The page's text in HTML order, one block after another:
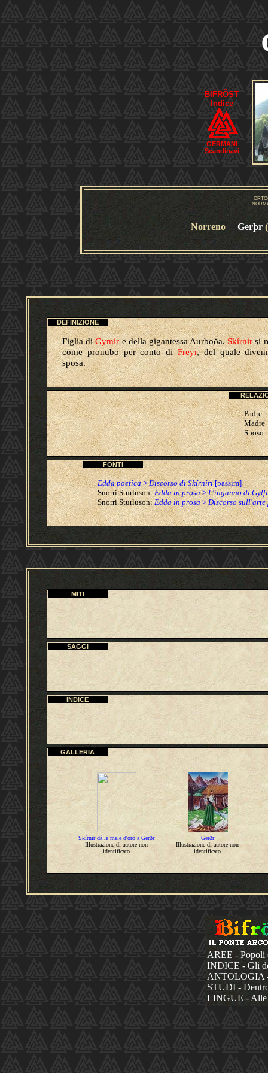
BIFRÖST
Indice
GERMANI
Scandinavi
Norreno Gerþr (
DEFINIZIONE
Figlia diGymire della gigantessa Aurboða.Skírnirsi
come pronubo per conto diFreyr, del quale
sposa.
Padre
Madre
Sposo
FONTI
Edda poetica>Discorso di Skírniri[passim]
Snorri Sturluson:Edda in prosa>L'inganno di Gylfi
Snorri Sturluson:Edda in prosa>Discorso sull'arte
MITI
SAGGI
INDICE
GALLERIA
Skírnir dà le mele d'oro a Gerðr
Illustrazione di autore non
identificato
Gerðr
Illustrazione di autore non
identificato
AREE - Popoli
INDICE - Gli
ANTOLOGIA
STUDI -
LINGUE - Alle